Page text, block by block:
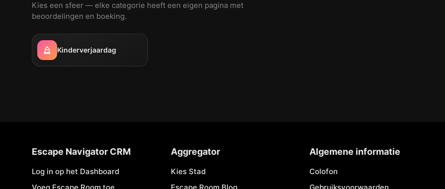
Kies een sfeer — elke categorie heeft een eigen pagina met
beoordelingen en boeking.
Kinderverjaardag
Escape Navigator CRM
Log in op het Dashboard
Aggregator
Kies Stad
Algemene informatie
Colofon